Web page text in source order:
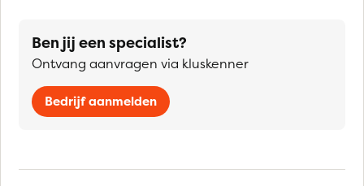
Ben jij een specialist?
Ontvang aanvragen via kluskenner
Bedrijf aanmelden